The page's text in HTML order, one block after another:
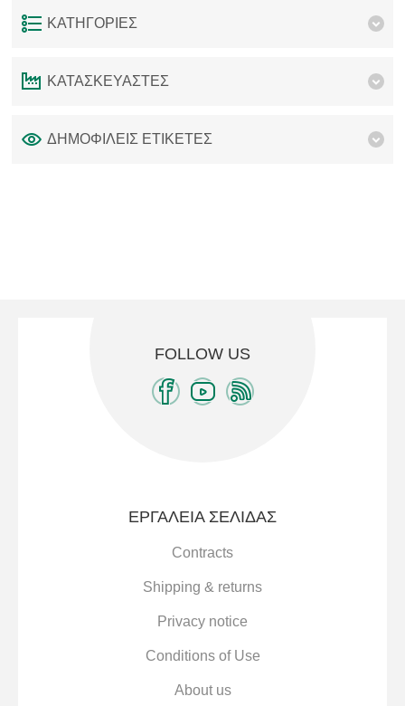
ΚΑΤΗΓΟΡΊΕΣ
ΚΑΤΑΣΚΕΥΑΣΤΈΣ
ΔΗΜΟΦΙΛΕΙΣ ΕΤΙΚΕΤΕΣ
FOLLOW US
ΕΡΓΑΛΕΊΑ ΣΕΛΊΔΑΣ
Contracts
Shipping & returns
Privacy notice
Conditions of Use
About us